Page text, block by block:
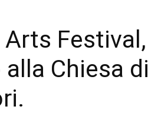
Festival,
Chiesa di